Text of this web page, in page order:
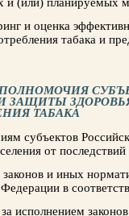
и оценка
табака и
ПОЛНОМОЧИЯ
ЗАЩИТЫ
ТАБАКА
субъектов
от
законов и иных
в
за исполнением